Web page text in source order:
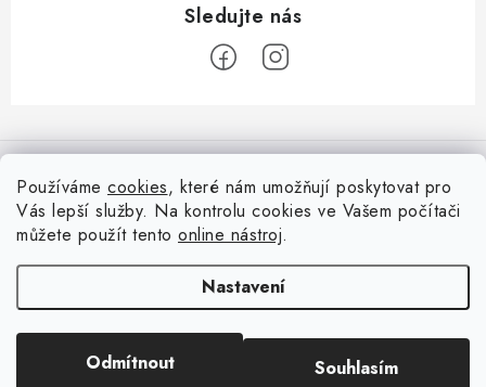
Používáme cookies, které nám umožňují poskytovat pro
Vás lepší služby. Na kontrolu cookies ve Vašem počítači
můžete použít tento online nástroj.
Nastavení
Odmítnout Souhlasím
á
Doprava
Oblíbené ♥️
Hodnocení obchodu
Nepřehlédněte
Blog s nápady a návody
Slovník pojmů, české návody
. Všechna práva vyhrazena.Upravit nastavení